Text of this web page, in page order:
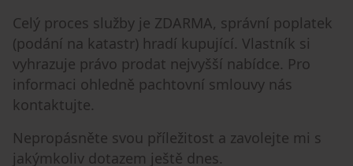
Celý proces služby je ZDARMA, správní poplatek
(podání na katastr) hradí kupující. Vlastník si
vyhrazuje právo prodat nejvyšší nabídce. Pro
informaci ohledně pachtovní smlouvy nás
kontaktujte.
Nepropásněte svou příležitost a zavolejte mi s
jakýmkoliv dotazem ještě dnes.